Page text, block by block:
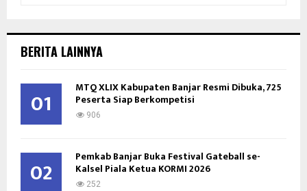
h
o
BERITA LAINNYA
01 MTQ XLIX Kabupaten Banjar Resmi Dibuka, 725
Peserta Siap Berkompetisi
906
02 Pemkab Banjar Buka Festival Gateball se-
Kalsel Piala Ketua KORMI 2026
252